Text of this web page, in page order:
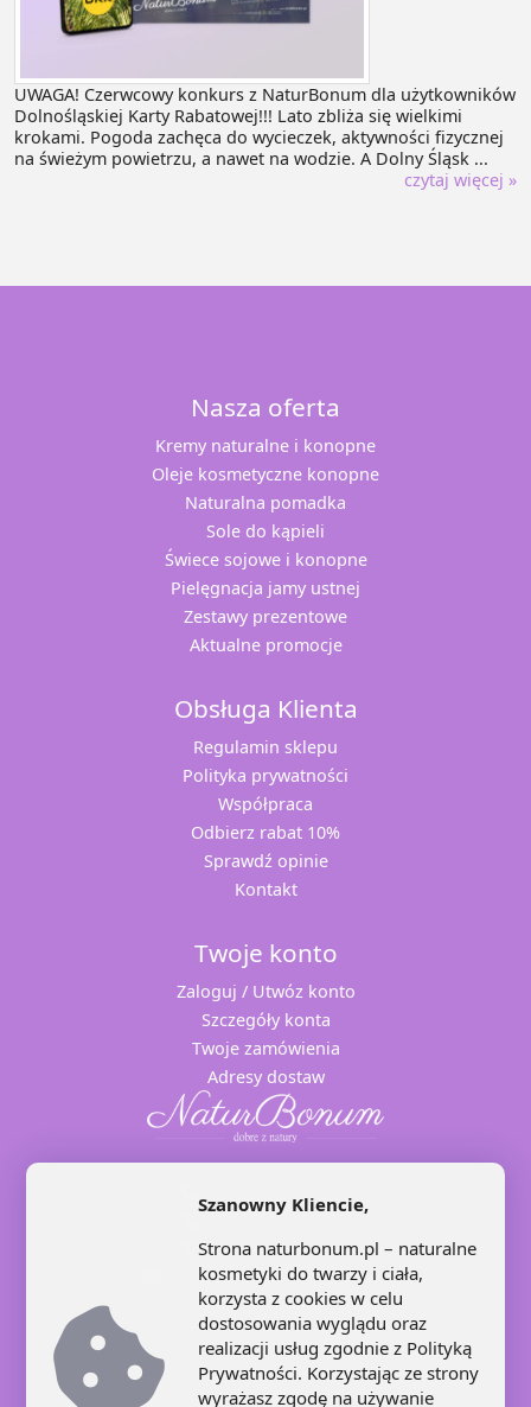
UWAGA! Czerwcowy konkurs z NaturBonum dla użytkowników
Dolnośląskiej Karty Rabatowej!!! Lato zbliża się wielkimi
krokami. Pogoda zachęca do wycieczek, aktywności fizycznej
na świeżym powietrzu, a nawet na wodzie. A Dolny Śląsk ...
czytaj więcej »
Nasza oferta
Kremy naturalne i konopne
Oleje kosmetyczne konopne
Naturalna pomadka
Sole do kąpieli
Świece sojowe i konopne
Pielęgnacja jamy ustnej
Zestawy prezentowe
Aktualne promocje
Obsługa Klienta
Regulamin sklepu
Polityka prywatności
Współpraca
Odbierz rabat 10%
Sprawdź opinie
Kontakt
Twoje konto
Zaloguj / Utwóz konto
Szczegóły konta
Twoje zamówienia
Adresy dostaw
+48 71 707 22 25
+48 602 445 639
+48 664 871 959
kontakt@naturbonum.pl
8:00 – 17:30
Szanowny Kliencie,
Strona naturbonum.pl – naturalne
kosmetyki do twarzy i ciała,
korzysta z cookies w celu
dostosowania wyglądu oraz
realizacji usług zgodnie z Polityką
Prywatności. Korzystając ze strony
wyrażasz zgodę na używanie